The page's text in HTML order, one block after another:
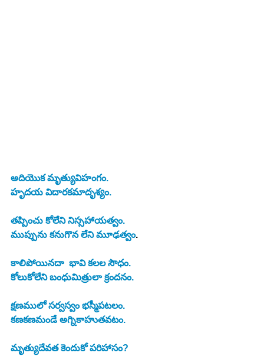
అదియొక మృత్యువిహంగం.
హృదయ విదారకమాదృశ్యం.
తప్పించు కోలేని నిస్సహాయత్వం.
ముప్పును కనుగొన లేని మూఢత్వం.
కాలిపోయినదా  భావి కలల సౌధం.
కోలుకోలేని బంధుమిత్రులా క్రందనం.
క్షణములో సర్వస్వం భస్మీపటలం.
కణకణమండే అగ్నికాహుతవటం.
మృత్యుదేవత కెందుకో పరిహాసం?